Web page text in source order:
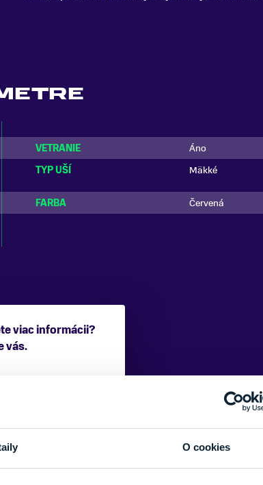
O cookies
VETRANIE
Áno
TYP UŠÍ Mäkké
FARBA
Červená
viac informácii?
vás.